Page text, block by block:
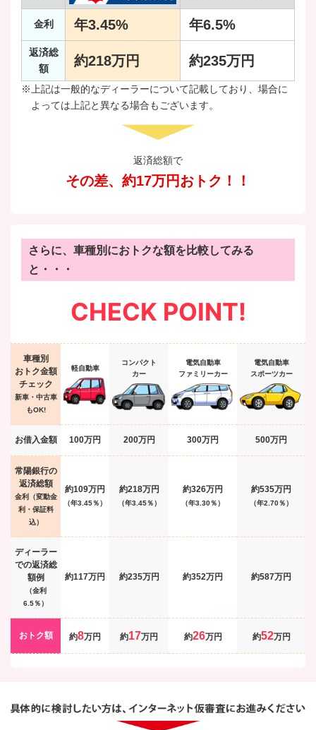
金利 年3.45% 年6.5%
返済総
額
約218万円 約235万円
※上記は一般的なディーラーについて記載しており、場合に
よっては上記と異なる場合もございます。
返済総額で
その差、約17万円おトク！！
さらに、車種別におトクな額を比較してみる
と・・・
CHECK POINT!
車種別
おトク金額
チェック
新車・中古車
もOK!
軽自動車
コンパクト
カー
電気自動車
ファミリーカー
電気自動車
スポーツカー
お借入金額 100万円 200万円 300万円 500万円
常陽銀行の
返済総額
金利（変動金
利・保証料
込）
約109万円
（年3.45％）
約218万円
（年3.45％）
約326万円
（年3.30％）
約535万円
（年2.70％）
ディーラー
での返済総
額例
（金利
6.5％）
約117万円 約235万円 約352万円 約587万円
おトク額 約8万円 約17万円 約26万円 約52万円